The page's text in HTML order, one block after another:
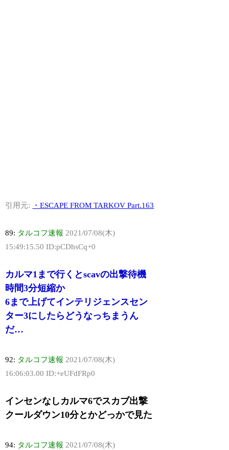
引用元: ・ESCAPE FROM TARKOV Part.163
89: タルコフ速報 2021/07/08(木)
15:49:15.50 ID:pCDhsCq+0
カルマ1まで行くとscavの出撃待機
時間3分短縮か
6まで上げてインテリジェンスセン
ター3にしたらどうなっちまうん
だ…
92: タルコフ速報 2021/07/08(木)
16:06:03.00 ID:+eUFdFRp0
インセンなしカルマ6でスカブ出撃
クールダウン10分とかどっかで見た
94: タルコフ速報 2021/07/08(木)